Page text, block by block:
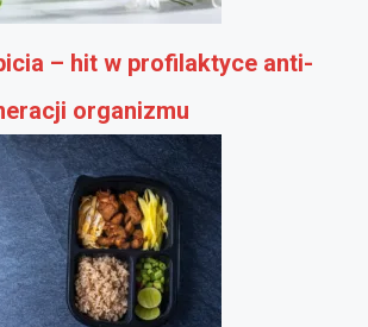
– hit w profilaktyce anti-
organizmu